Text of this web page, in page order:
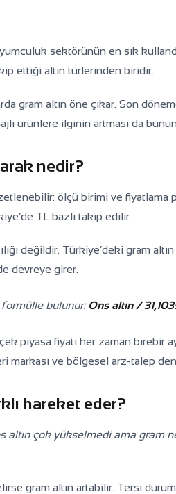
sektörünün en sık
ettiği altın türlerinden biridir.
gram altın öne çıkar. Son
ürünlere ilginin artması da
nedir?
ölçü birimi ve fiyatlama
TL bazlı takip edilir.
değildir. Türkiye’deki gram
devreye girer.
formülle bulunur: Ons altın /
piyasa fiyatı her zaman birebir
markası ve bölgesel arz-talep
hareket eder?
altın çok yükselmedi ama gram
gram altın artabilir. Tersi